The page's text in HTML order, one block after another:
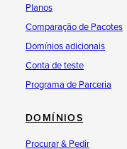
Planos
Comparação de Pacotes
Domínios adicionais
Conta de teste
Programa de Parceria
DOMÍNIOS
Procurar & Pedir